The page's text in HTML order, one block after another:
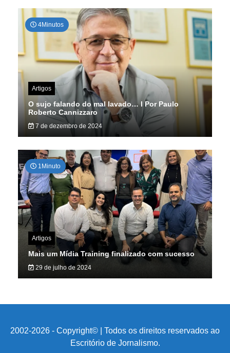
4Minutos
Artigos
O sujo falando do mal lavado… I Por Paulo
Roberto Cannizzaro
7 de dezembro de 2024
1Minuto
Artigos
Mais um Mídia Training finalizado com sucesso
29 de julho de 2024
2002-2026 - Copyright© | Todos os direitos reservados ao
Escritório de Jornalismo.